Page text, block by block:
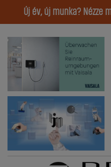
Új év, új munka? Nézze